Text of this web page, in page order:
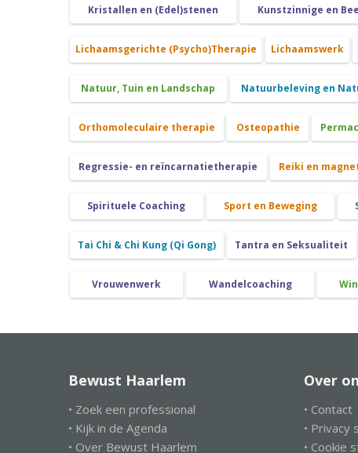
Kristallen en (Edel)stenen Kunstzinnige en
Lichaamsgerichte (Psycho)Therapie Lichaamswerk
Natuur, Tuin en Landschap Natuurbeleving en
Orthomoleculaire therapie Osteopathie
Regressie- en reïncarnatietherapie Reiki en
Spirituele Coaching Sport en Beweging
Tai Chi & Chi Kung (Qi Gong) Tantra en Seksualiteit
Vrouwenwerk Wandelcoaching
Bewust Haarlem
• Zoek een professional
• Kijk in de Agenda
• Over Bewust Haarlem
Over
• Contact
• Privacy
• Cookie